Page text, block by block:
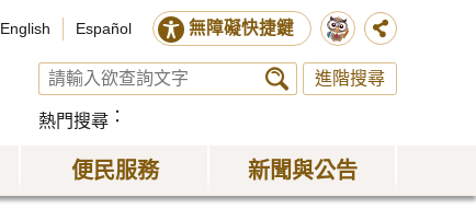
English Español 無障礙快捷鍵
進階搜尋
熱門搜尋
便民服務 新聞與公告